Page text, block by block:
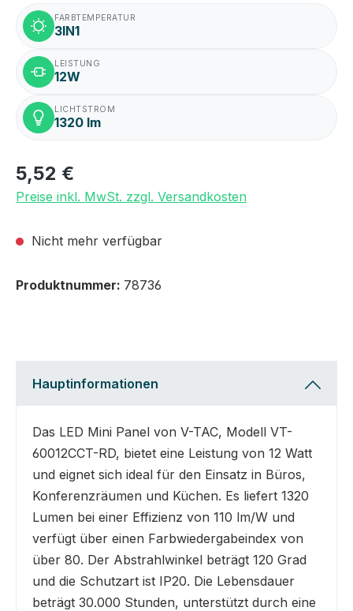
FARBTEMPERATUR
3IN1
LEISTUNG
12W
LICHTSTROM
1320 lm
5,52 €
Preise inkl. MwSt. zzgl. Versandkosten
Nicht mehr verfügbar
Produktnummer: 78736
Hauptinformationen
Das LED Mini Panel von V-TAC, Modell VT-
60012CCT-RD, bietet eine Leistung von 12 Watt
und eignet sich ideal für den Einsatz in Büros,
Konferenzräumen und Küchen. Es liefert 1320
Lumen bei einer Effizienz von 110 lm/W und
verfügt über einen Farbwiedergabeindex von
über 80. Der Abstrahlwinkel beträgt 120 Grad
und die Schutzart ist IP20. Die Lebensdauer
beträgt 30.000 Stunden, unterstützt durch eine